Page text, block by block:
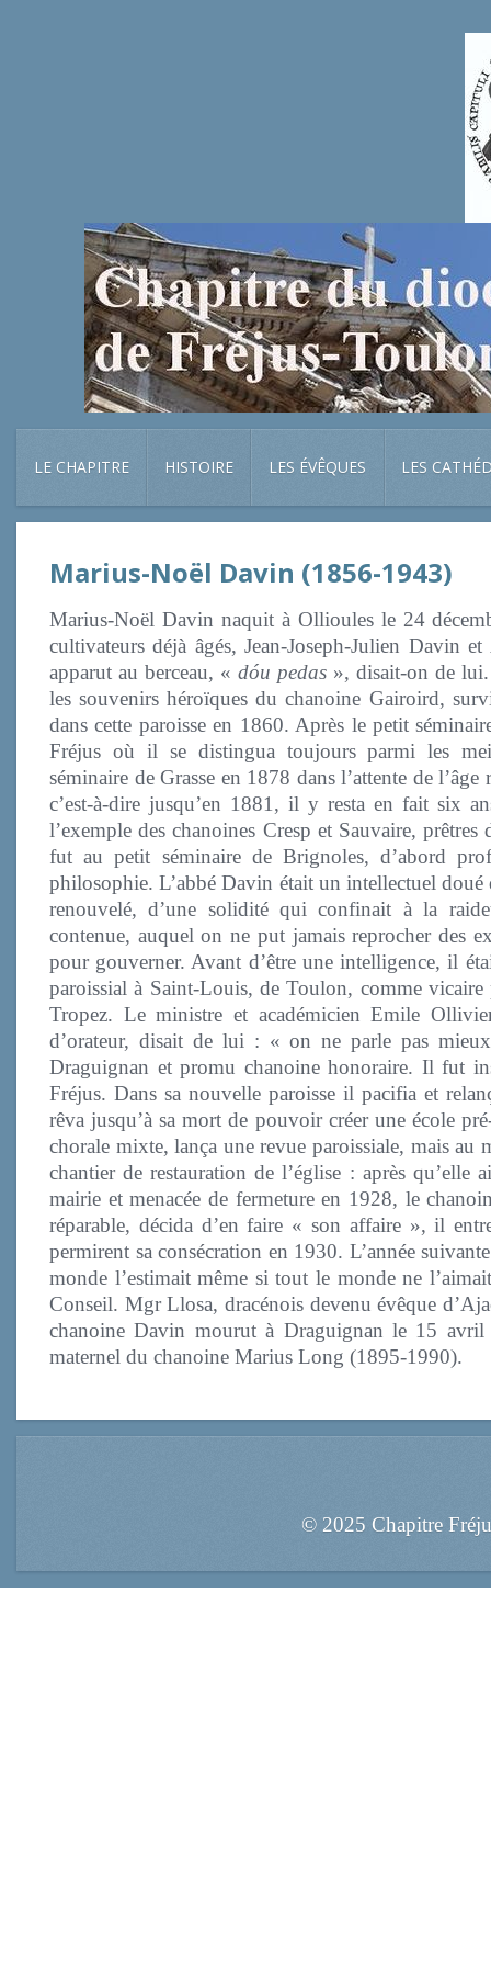
LE CHAPITRE HISTOIRE LES ÉVÊQUES LES
Marius-Noël Davin (1856-1943)
Marius-Noël Davin naquit à Ollioules le 24
cultivateurs déjà âgés, Jean-Joseph-Julien Davin
apparut au berceau, « dóu pedas », disait-on de
les souvenirs héroïques du chanoine Gairoird,
dans cette paroisse en 1860. Après le petit
Fréjus où il se distingua toujours parmi les
séminaire de Grasse en 1878 dans l’attente de
c’est-à-dire jusqu’en 1881, il y resta en fait six
l’exemple des chanoines Cresp et Sauvaire,
fut au petit séminaire de Brignoles, d’abord
philosophie. L’abbé Davin était un intellectuel doué
renouvelé, d’une solidité qui confinait à la
contenue, auquel on ne put jamais reprocher des
pour gouverner. Avant d’être une intelligence, il
paroissial à Saint-Louis, de Toulon, comme
Tropez. Le ministre et académicien Emile
d’orateur, disait de lui : « on ne parle pas
Draguignan et promu chanoine honoraire. Il fut
Fréjus. Dans sa nouvelle paroisse il pacifia et
rêva jusqu’à sa mort de pouvoir créer une école
chorale mixte, lança une revue paroissiale, mais
chantier de restauration de l’église : après qu’elle
mairie et menacée de fermeture en 1928, le
réparable, décida d’en faire « son affaire », il
permirent sa consécration en 1930. L’année
monde l’estimait même si tout le monde ne
Conseil. Mgr Llosa, dracénois devenu évêque
chanoine Davin mourut à Draguignan le 15
maternel du chanoine Marius Long (1895-1990).
© 2025 Chapitre